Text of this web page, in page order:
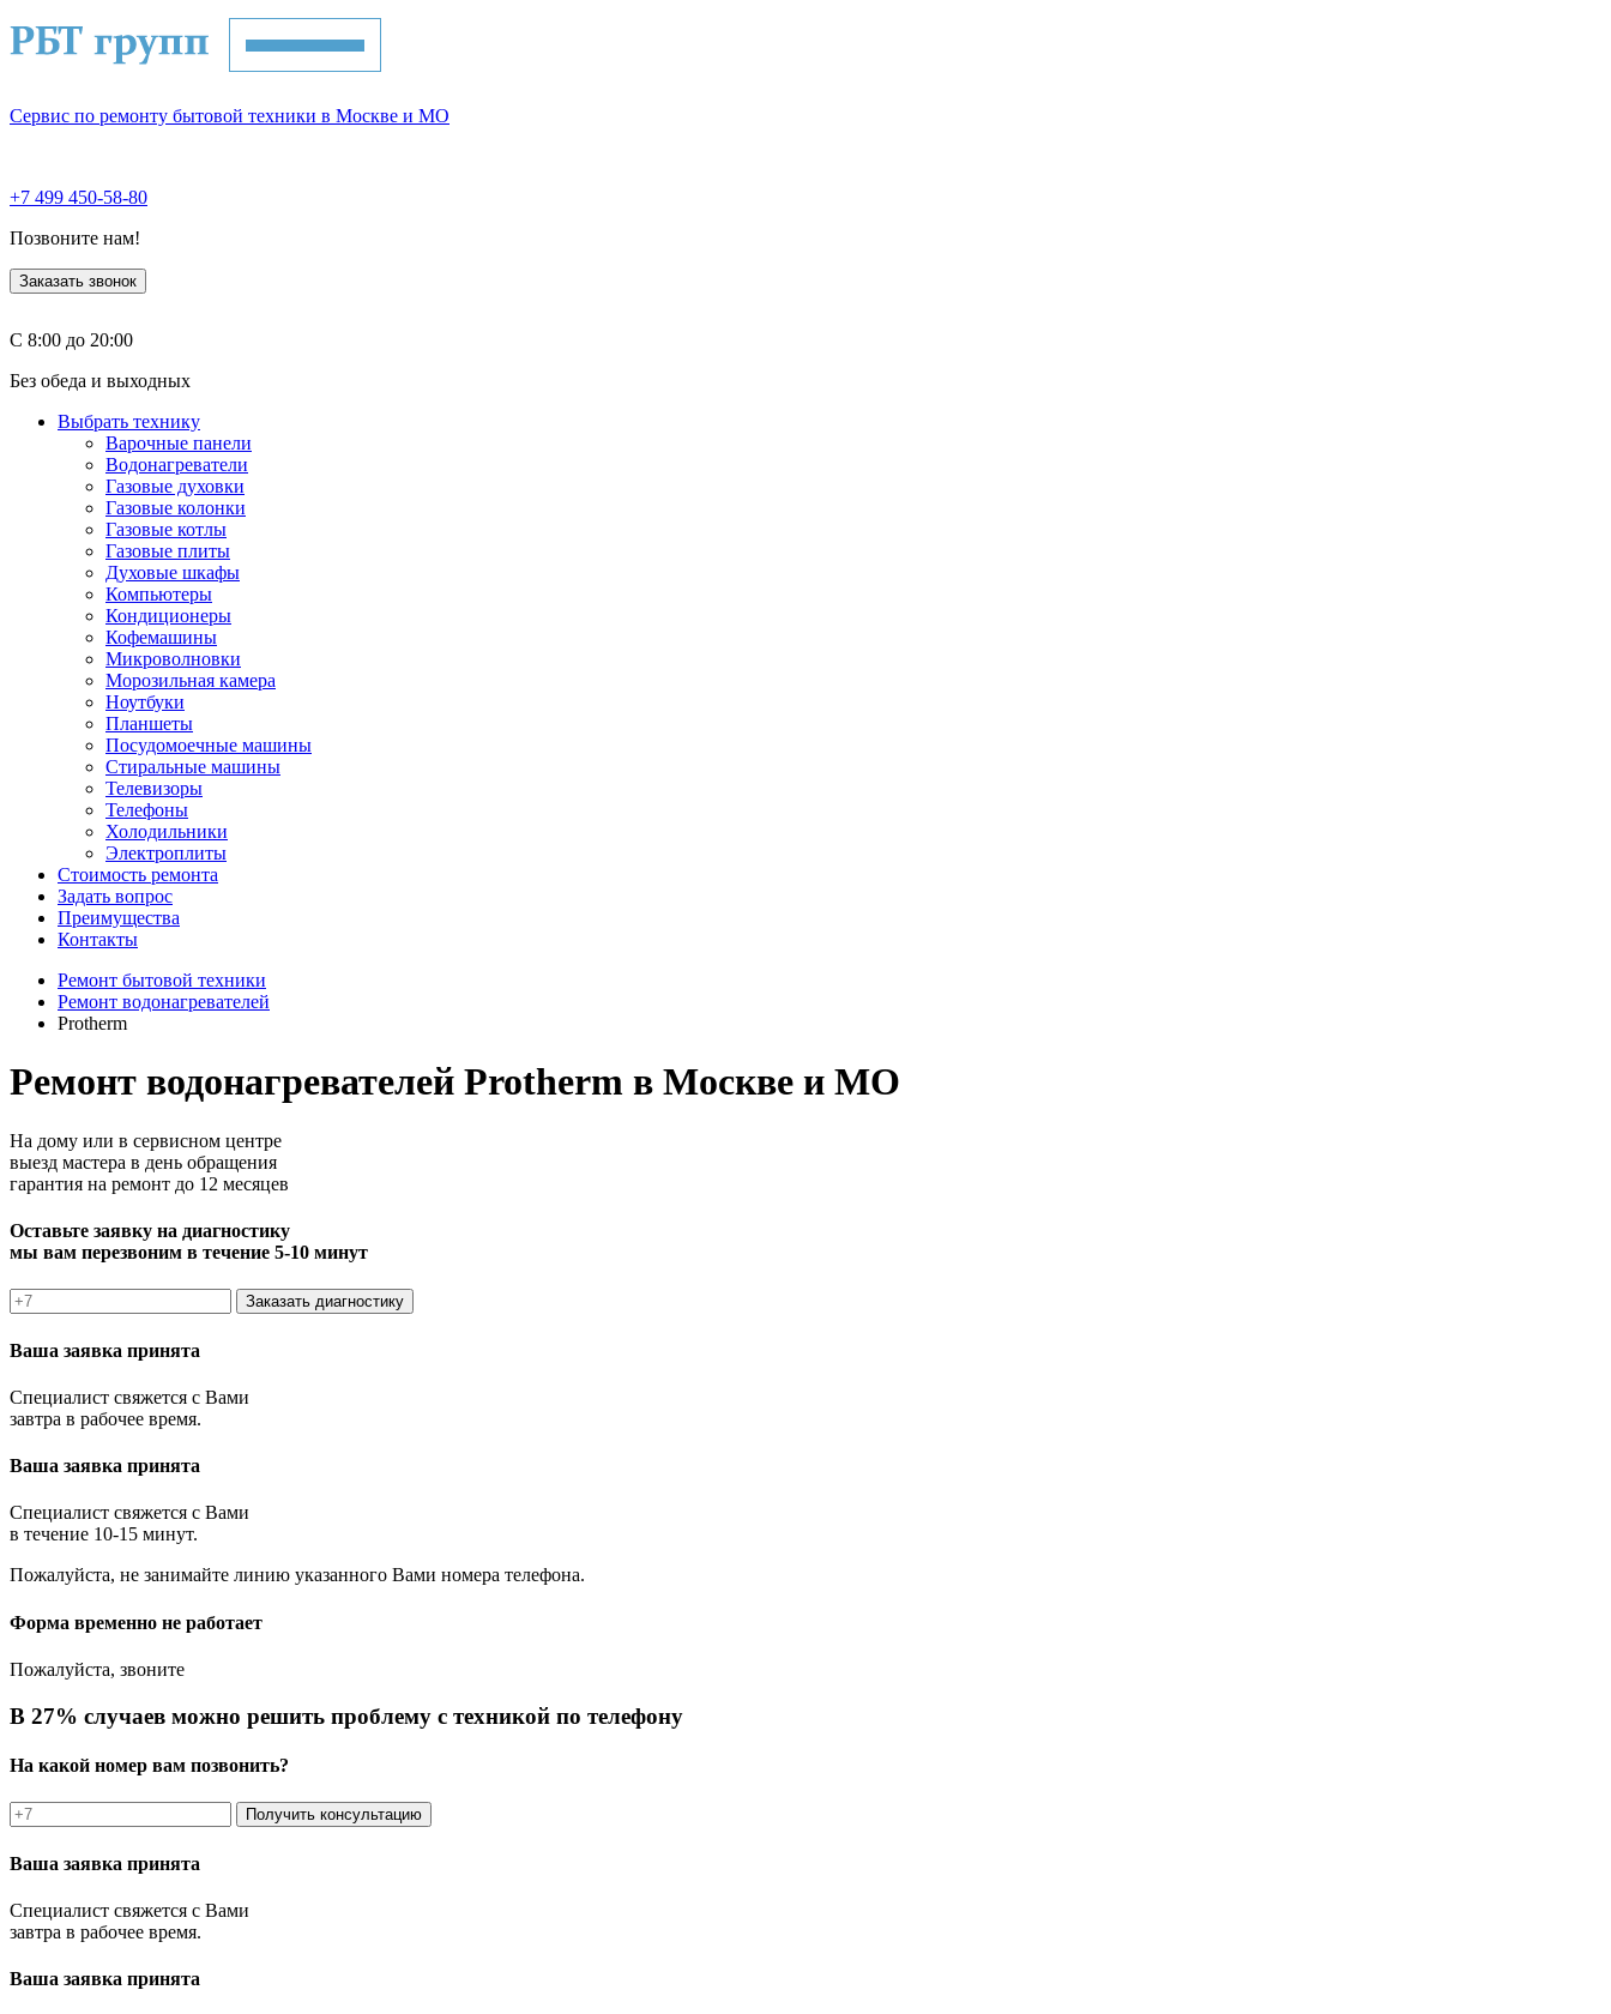
Сервис по ремонту бытовой техники в Москве и МО
+7 499 450-58-80
Позвоните нам!
Заказать звонок
С 8:00 до 20:00
Без обеда и выходных
Выбрать технику
Варочные панели
Водонагреватели
Газовые духовки
Газовые колонки
Газовые котлы
Газовые плиты
Духовые шкафы
Компьютеры
Кондиционеры
Кофемашины
Микроволновки
Морозильная камера
Ноутбуки
Планшеты
Посудомоечные машины
Стиральные машины
Телевизоры
Телефоны
Холодильники
Электроплиты
Стоимость ремонта
Задать вопрос
Преимущества
Контакты
Ремонт бытовой техники
Ремонт водонагревателей
Protherm
Ремонт водонагревателей Protherm в Москве и МО
На дому или в сервисном центре
выезд мастера в день обращения
гарантия на ремонт до 12 месяцев
Оставьте заявку на диагностику
мы вам перезвоним в течение 5-10 минут
Заказать диагностику
Ваша заявка принята
Специалист свяжется с Вами
завтра в рабочее время.
Ваша заявка принята
Специалист свяжется с Вами
в течение 10-15 минут.
Пожалуйста, не занимайте линию указанного Вами номера телефона.
Форма временно не работает
Пожалуйста, звоните
В 27% случаев можно решить проблему с техникой по телефону
На какой номер вам позвонить?
Получить консультацию
Ваша заявка принята
Специалист свяжется с Вами
завтра в рабочее время.
Ваша заявка принята